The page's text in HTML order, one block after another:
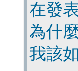
在發
為什
我該